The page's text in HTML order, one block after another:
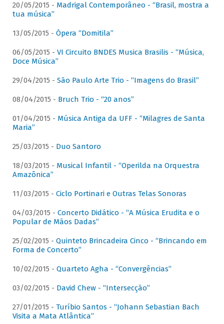
20/05/2015 - Madrigal Contemporâneo - “Brasil, mostra a
tua música”
13/05/2015 - Ópera “Domitila”
06/05/2015 - VI Circuito BNDES Musica Brasilis - “Música,
Doce Música”
29/04/2015 - São Paulo Arte Trio - “Imagens do Brasil”
08/04/2015 - Bruch Trio - “20 anos”
01/04/2015 - Música Antiga da UFF - “Milagres de Santa
Maria”
25/03/2015 - Duo Santoro
18/03/2015 - Musical Infantil - “Operilda na Orquestra
Amazônica”
11/03/2015 - Ciclo Portinari e Outras Telas Sonoras
04/03/2015 - Concerto Didático - “A Música Erudita e o
Popular de Mãos Dadas”
25/02/2015 - Quinteto Brincadeira Cinco - “Brincando em
Forma de Concerto”
10/02/2015 - Quarteto Agha - “Convergências”
03/02/2015 - David Chew - “Intersecção”
27/01/2015 - Turíbio Santos - “Johann Sebastian Bach
Visita a Mata Atlântica”